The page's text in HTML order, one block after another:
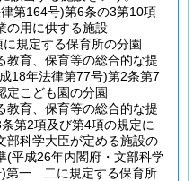
第164号)第6条の3第10項
の用に供する施設
規定する保育所の分園
教育、保育等の総合的な提
18年法律第77号)第2条第7
定こども園の分園
教育、保育等の総合的な提
第2項及び第4項の規定に
部科学大臣が定める施設の
(平成26年内閣府・文部科学
第一 二に規定する保育所